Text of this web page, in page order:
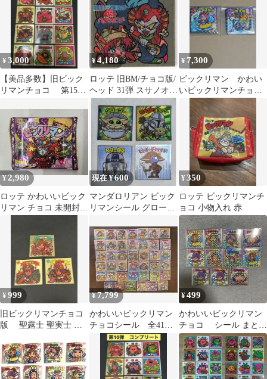
¥3,000
【美品多数】旧ビック
リマンチョコ 第15
¥4,180
ロッテ 旧BM/チョコ版/
ヘッド 31弾 スサノオロ
¥ 7,300
ビックリマン かわい
いビックリマンチョ
コ フルコンプ
¥2,980
ロッテ かわいいビック
リマン チョコ 未開封 1
現在 ¥600
マンダロリアン ビック
リマンシール グローグ
ローグー+2種
¥350
ロッテ ビックリマンチ
ョコ 小物入れ 赤
¥999
旧ビックリマンチョコ
版 聖露士 聖実士 聖
¥7,799
かわいいビックリマン
チョコシール 全41
種 フルコンプリート
セット
¥499
かわいいビックリマン
チョコ シール まとめ
売り